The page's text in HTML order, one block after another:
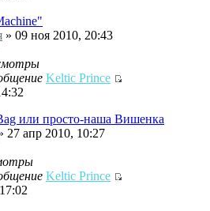
» 09 ноя 2010, 20:43
Keltic Prince
или просто-наша Вишенка
27 апр 2010, 10:27
Keltic Prince